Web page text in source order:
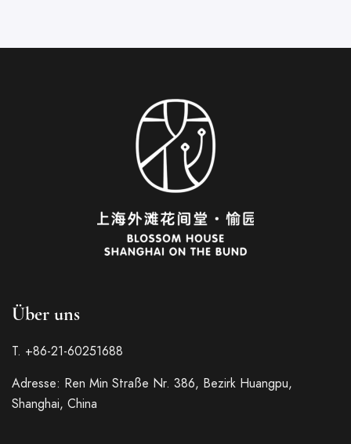
Über uns
T. +86-21-60251688
Adresse: Ren Min Straße Nr. 386, Bezirk Huangpu,
Shanghai, China
Italian